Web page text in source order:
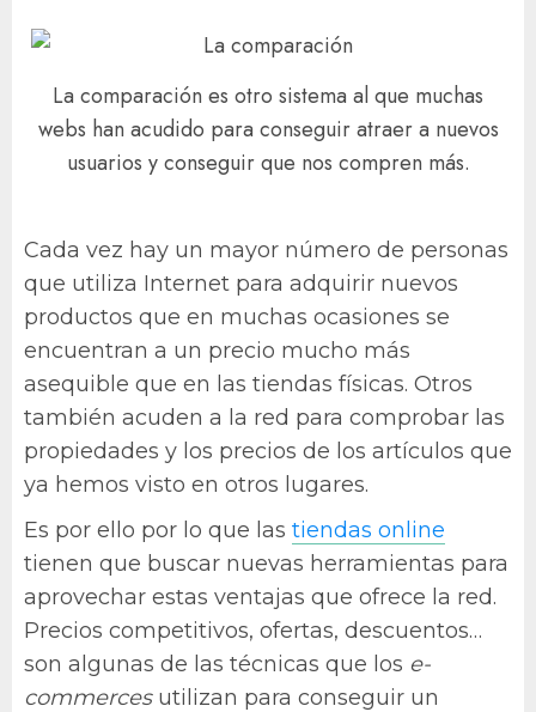
La comparación es otro sistema al que muchas
webs han acudido para conseguir atraer a nuevos
usuarios y conseguir que nos compren más.
Cada vez hay un mayor número de personas
que utiliza Internet para adquirir nuevos
productos que en muchas ocasiones se
encuentran a un precio mucho más
asequible que en las tiendas físicas. Otros
también acuden a la red para comprobar las
propiedades y los precios de los artículos que
ya hemos visto en otros lugares.
Es por ello por lo que las tiendas online
tienen que buscar nuevas herramientas para
aprovechar estas ventajas que ofrece la red.
Precios competitivos, ofertas, descuentos…
son algunas de las técnicas que los e-
commercesutilizan para conseguir un